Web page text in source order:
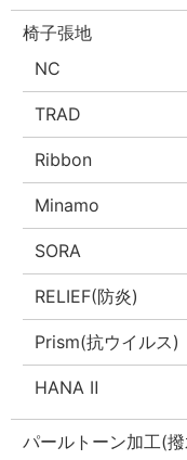
椅子張地
NC
TRAD
Ribbon
Minamo
SORA
RELIEF(防炎)
Prism(抗ウイルス)
HANA Ⅱ
パールトーン加工(